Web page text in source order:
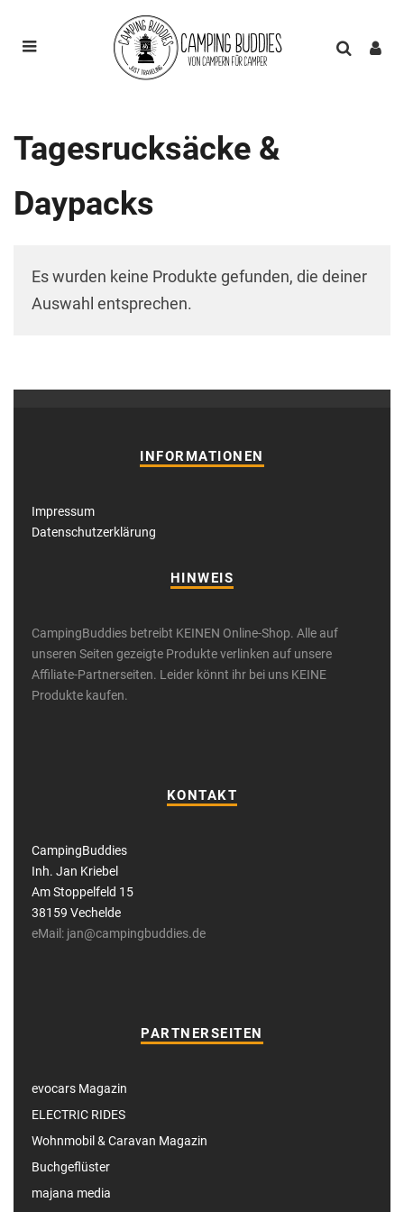
Tagesrucksäcke &
Daypacks
Es wurden keine Produkte gefunden, die deiner
Auswahl entsprechen.
INFORMATIONEN
Impressum
Datenschutzerklärung
HINWEIS
CampingBuddies betreibt KEINEN Online-Shop. Alle auf
unseren Seiten gezeigte Produkte verlinken auf unsere
Affiliate-Partnerseiten. Leider könnt ihr bei uns KEINE
Produkte kaufen.
KONTAKT
CampingBuddies
Inh. Jan Kriebel
Am Stoppelfeld 15
38159 Vechelde
eMail: jan@campingbuddies.de
PARTNERSEITEN
evocars Magazin
ELECTRIC RIDES
Wohnmobil & Caravan Magazin
Buchgeflüster
majana media